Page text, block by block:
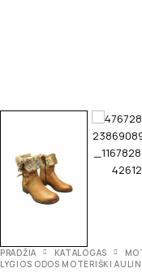
PRADŽIA KATALOGAS
LYGIOS ODOS MOTERIŠKI